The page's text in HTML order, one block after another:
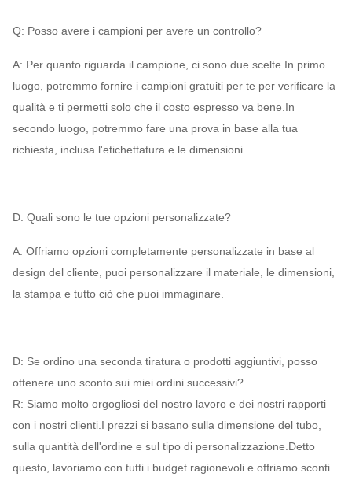
Q: Posso avere i campioni per avere un controllo?
A: Per quanto riguarda il campione, ci sono due scelte.In primo
luogo, potremmo fornire i campioni gratuiti per te per verificare la
qualità e ti permetti solo che il costo espresso va bene.In
secondo luogo, potremmo fare una prova in base alla tua
richiesta, inclusa l'etichettatura e le dimensioni.
D: Quali sono le tue opzioni personalizzate?
A: Offriamo opzioni completamente personalizzate in base al
design del cliente, puoi personalizzare il materiale, le dimensioni,
la stampa e tutto ciò che puoi immaginare.
D: Se ordino una seconda tiratura o prodotti aggiuntivi, posso
ottenere uno sconto sui miei ordini successivi?
R: Siamo molto orgogliosi del nostro lavoro e dei nostri rapporti
con i nostri clienti.I prezzi si basano sulla dimensione del tubo,
sulla quantità dell'ordine e sul tipo di personalizzazione.Detto
questo, lavoriamo con tutti i budget ragionevoli e offriamo sconti